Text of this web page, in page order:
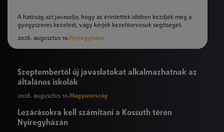
A hatóság azt javasolja, hogy az érintettek időben kezdjék meg a
gyógyszeres kezelést, vagy kérjék kezelőorvosuk segítségét.
2026. augusztus 10. Nyíregyháza
Szeptembertől új javaslatokat alkalmazhatnak az
általános iskolák
2026. augusztus 10.Magyarország
Lezárásokra kell számítani a Kossuth téren
Nyíregyházán